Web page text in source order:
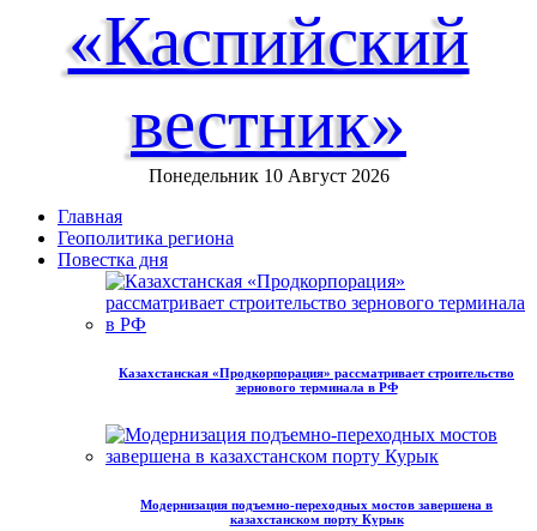
«Каспийский
вестник»
Понедельник 10 Август 2026
Главная
Геополитика региона
Повестка дня
Казахстанская «Продкорпорация» рассматривает строительство
зернового терминала в РФ
Модернизация подъемно-переходных мостов завершена в
казахстанском порту Курык